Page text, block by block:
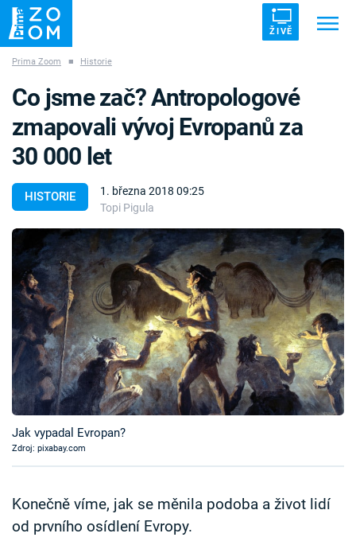
ŽIVĚ
ZÁHADY VETŘELCI DÁVNOVĚKU
Témata
Témata
Pořady
TV Program
Časopis
Sledujte prima+
Sledujte nás
Prima Zoom ■ Historie
HISTORIE
1. března 2018 09:25
Topi Pigula
Co jsme zač? Antropologové
zmapovali vývoj Evropanů za
30 000 let
Jak vypadal Evropan?
Zdroj: pixabay.com
Konečně víme, jak se měnila podoba a život lidí
od prvního osídlení Evropy.